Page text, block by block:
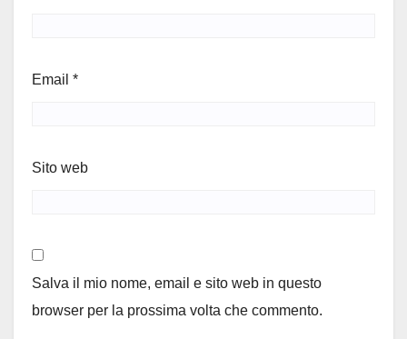
Email *
Sito web
Salva il mio nome, email e sito web in questo
browser per la prossima volta che commento.